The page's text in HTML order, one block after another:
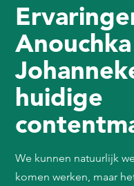
huidige
We kunnen natuurlijk
komen werken, maar